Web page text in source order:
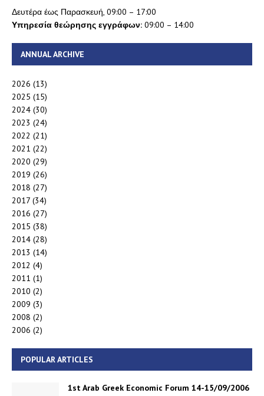
Δευτέρα έως Παρασκευή, 09:00 – 17:00
Υπηρεσία θεώρησης εγγράφων: 09:00 – 14:00
ANNUAL ARCHIVE
2026 (13)
2025 (15)
2024 (30)
2023 (24)
2022 (21)
2021 (22)
2020 (29)
2019 (26)
2018 (27)
2017 (34)
2016 (27)
2015 (38)
2014 (28)
2013 (14)
2012 (4)
2011 (1)
2010 (2)
2009 (3)
2008 (2)
2006 (2)
POPULAR ARTICLES
1st Arab Greek Economic Forum 14-15/09/2006